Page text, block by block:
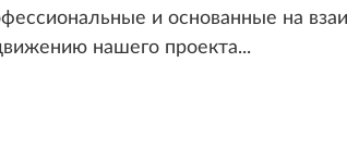
и основанные на
нашего проекта...